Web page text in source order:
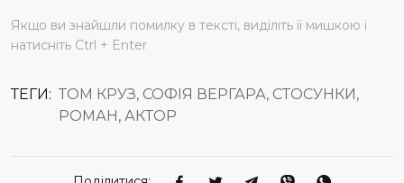
Якщо ви знайшли помилку в тексті, виділіть її мишкою і
натисніть Ctrl + Enter
ТЕГИ: ТОМ КРУЗ, СОФІЯ ВЕРГАРА, СТОСУНКИ,
РОМАН, АКТОР